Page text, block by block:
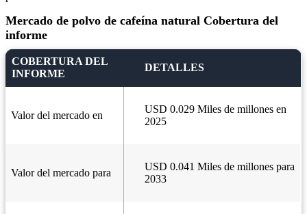
Mercado de polvo de cafeína natural Cobertura del
informe
COBERTURA DEL
INFORME
DETALLES
Valor del mercado en
USD 0.029 Miles de millones en
2025
Valor del mercado para
USD 0.041 Miles de millones para
2033